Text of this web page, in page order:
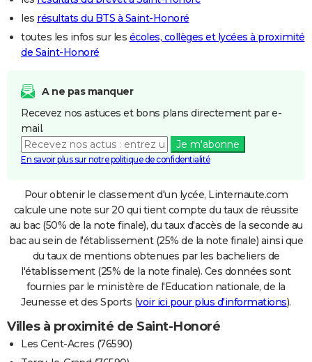
les résultats du BTS à Saint-Honoré
toutes les infos sur les écoles, collèges et lycées à proximité
de Saint-Honoré
A ne pas manquer
Recevez nos astuces et bons plans directement par e-
mail.
Je m'abonne
En savoir plus sur notre politique de confidentialité
Pour obtenir le classement d'un lycée, Linternaute.com
calcule une note sur 20 qui tient compte du taux de réussite
au bac (50% de la note finale), du taux d'accès de la seconde au
bac au sein de l'établissement (25% de la note finale) ainsi que
du taux de mentions obtenues par les bacheliers de
l'établissement (25% de la note finale). Ces données sont
fournies par le ministère de l'Education nationale, de la
Jeunesse et des Sports (voir ici pour plus d'informations).
Villes à proximité de Saint-Honoré
Les Cent-Acres (76590)